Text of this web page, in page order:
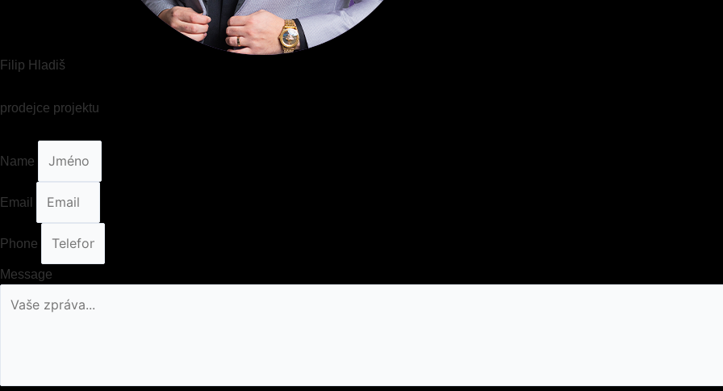
Filip Hladiš
prodejce projektu
Name
Email
Phone
Message